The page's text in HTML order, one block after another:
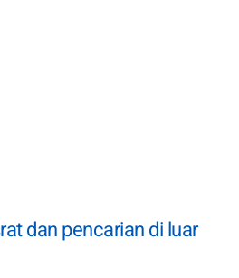
dan pencarian di luar